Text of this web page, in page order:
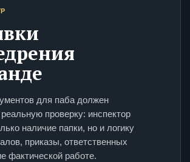
для паба должен
проверку: инспектор
наличие папки, но и логику
приказы, ответственных
фактической работе.